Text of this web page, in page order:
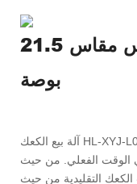
آلة بيع الكيك بشاشة لمس مقاس 21.5
بوصة
آلة بيع الكعك HL-XYJ-L01-D01 هي جهاز ذكي فعال ومريح يلبي
الوقت الفعلي. من حيث
الكعك التقليدية من حيث